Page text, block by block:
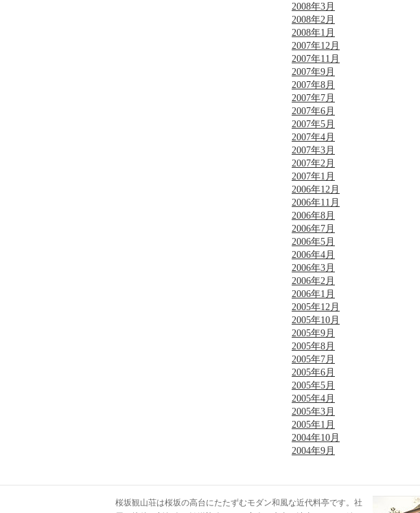
2008年3月
2008年2月
2008年1月
2007年12月
2007年11月
2007年9月
2007年8月
2007年7月
2007年6月
2007年5月
2007年4月
2007年3月
2007年2月
2007年1月
2006年12月
2006年11月
2006年8月
2006年7月
2006年5月
2006年4月
2006年3月
2006年2月
2006年1月
2005年12月
2005年10月
2005年9月
2005年8月
2005年7月
2005年6月
2005年5月
2005年4月
2005年3月
2005年1月
2004年10月
2004年9月
桜坂観山荘は桜坂の高台にたたずむモダン和風な近代料亭です。社